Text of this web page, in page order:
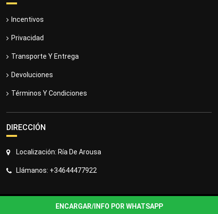
ENCARGAR/INFO POR WHATSAPP
Incentivos
Privacidad
Transporte Y Entrega
Devoluciones
Términos Y Condiciones
DIRECCIÓN
Localización: Ría De Arousa
Llámanos: +34644477922
Copyright © 2019 ArousaTV